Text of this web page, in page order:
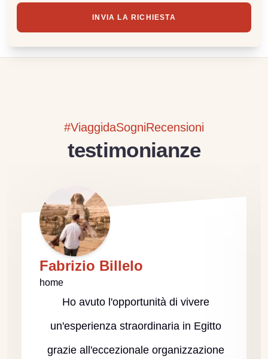
INVIA LA RICHIESTA
#ViaggidaSogniRecensioni
testimonianze
Fabrizio Billelo
home
Ho avuto l'opportunità di vivere
un'esperienza straordinaria in Egitto
grazie all'eccezionale organizzazione